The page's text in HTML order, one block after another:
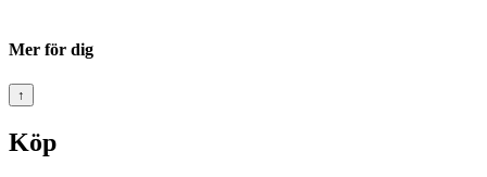
Mer för dig
↑
Köp